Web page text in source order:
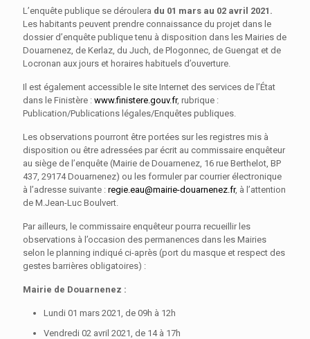
L’enquête publique se déroulera du 01 mars au 02 avril 2021.
Les habitants peuvent prendre connaissance du projet dans le
dossier d’enquête publique tenu à disposition dans les Mairies de
Douarnenez, de Kerlaz, du Juch, de Plogonnec, de Guengat et de
Locronan aux jours et horaires habituels d’ouverture.
Il est également accessible le site Internet des services de l’État
dans le Finistère : www.finistere.gouv.fr, rubrique :
Publication/Publications légales/Enquêtes publiques.
Les observations pourront être portées sur les registres mis à
disposition ou être adressées par écrit au commissaire enquêteur
au siège de l’enquête (Mairie de Douarnenez, 16 rue Berthelot, BP
437, 29174 Douarnenez) ou les formuler par courrier électronique
à l’adresse suivante : regie.eau@mairie-douarnenez.fr, à l’attention
de M.Jean-Luc Boulvert.
Par ailleurs, le commissaire enquêteur pourra recueillir les
observations à l’occasion des permanences dans les Mairies
selon le planning indiqué ci-après (port du masque et respect des
gestes barrières obligatoires) :
Mairie de Douarnenez :
Lundi 01 mars 2021, de 09h à 12h
Vendredi 02 avril 2021, de 14 à 17h